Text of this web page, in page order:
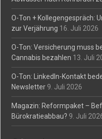
O-Ton + Kollegengespräch:
zur Verjährung 16. Juli 2026
O-Ton: Versicherung muss
Cannabis bezahlen 13. Juli
O-Ton: LinkedIn-Kontakt
Newsletter 9. Juli 2026
Magazin: Reformpaket –
Bürokratieabbau? 9. Juli